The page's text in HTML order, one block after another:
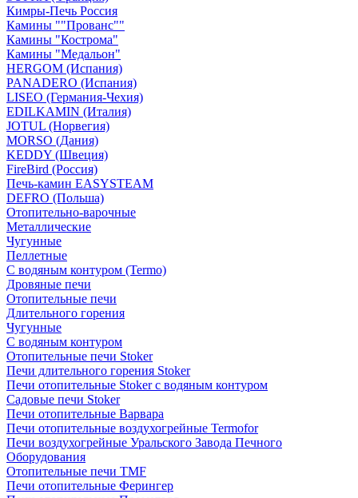
Кимры-Печь Россия
Камины ""Прованс""
Камины "Кострома"
Камины "Медальон"
HERGOM (Испания)
PANADERO (Испания)
LISEO (Германия-Чехия)
EDILKAMIN (Италия)
JOTUL (Норвегия)
MORSO (Дания)
KEDDY (Швеция)
FireBird (Россия)
Печь-камин EASYSTEAM
DEFRO (Польша)
Отопительно-варочные
Металлические
Чугунные
Пеллетные
С водяным контуром (Termo)
Дровяные печи
Отопительные печи
Длительного горения
Чугунные
C водяным контуром
Отопительные печи Stoker
Печи длительного горения Stoker
Печи отопительные Stoker с водяным контуром
Садовые печи Stoker
Печи отопительные Варвара
Печи отопительные воздухогрейные Termofor
Печи воздухогрейные Уральского Завода Печного
Оборудования
Отопительные печи TMF
Печи отопительные Ферингер